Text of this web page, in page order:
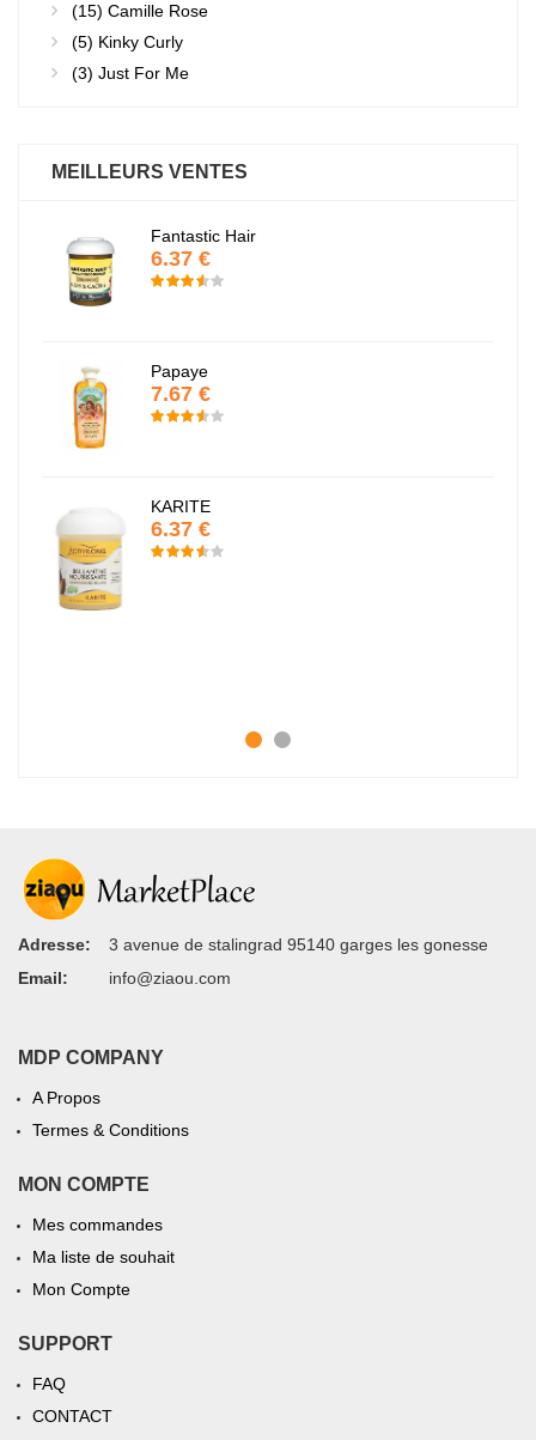
(15) Camille Rose
(5) Kinky Curly
(3) Just For Me
MEILLEURS VENTES
Fantastic Hair
6.37 €
Papaye
7.67 €
KARITE
6.37 €
Adresse:
3 avenue de stalingrad 95140 garges les gonesse
Email:
info@ziaou.com
MDP COMPANY
A Propos
Termes & Conditions
MON COMPTE
Mes commandes
Ma liste de souhait
Mon Compte
SUPPORT
FAQ
CONTACT